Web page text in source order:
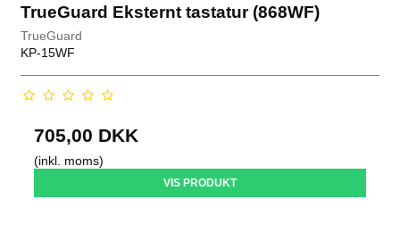
TrueGuard Eksternt tastatur (868WF)
TrueGuard
KP-15WF
705,00 DKK
(inkl. moms)
VIS PRODUKT